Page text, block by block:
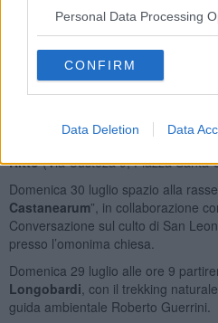
Personal Data Processing
CONFIRM
Data Deletion Data
Domenica 30 luglio alle ore 22
talentuosa band etno-folk pugliese
del Mediterraneo.
Nel programma del Francigena
musica, ma anche appuntamenti
Elena Torre introduce il suo ultimo
Ritto(Via Custoza 9, Piazza Santa
Domenica 30 luglio spazio alla
Castanearum”, in collaborazione
Conversazione sul culto di San
presso l’omonima chiesa.
Domenica 29 luglio alle ore 9
Longobardi , con il trekking
guida ambientale Roberto Guerrini.